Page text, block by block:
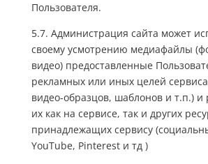
Пользователя.
5.7. Администрация сайта может
своему усмотрению медиафайлы
видео) предоставленные
рекламных или иных целей
видео-образцов, шаблонов и т.п.)
их как на сервисе, так и других
принадлежащих сервису
YouTube, Pinteres‪t‬ и тд )